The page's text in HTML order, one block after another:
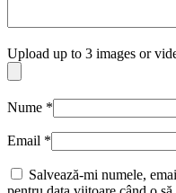
Upload up to 3 images or
Nume *
Email *
Salvează-mi numele,